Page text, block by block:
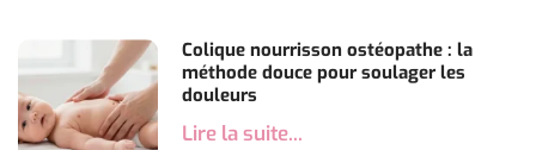
Colique nourrisson ostéopathe : la
méthode douce pour soulager les
douleurs
Lire la suite...